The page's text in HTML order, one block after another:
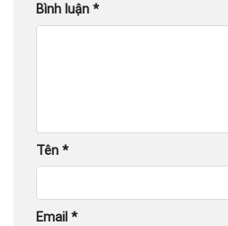
Bình luận *
Tên *
Email *